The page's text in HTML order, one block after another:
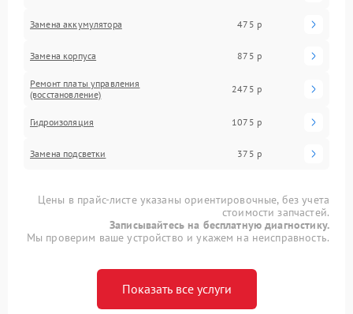
Замена аккумулятора 475 р
Замена корпуса 875 р
Ремонт платы управления
(восстановление)
2475 р
Гидроизоляция 1075 р
Замена подсветки 375 р
Цены в прайс-листе указаны ориентировочные, без учета
стоимости запчастей.
Записывайтесь на бесплатную диагностику.
Мы проверим ваше устройство и укажем на неисправность.
Показать все услуги